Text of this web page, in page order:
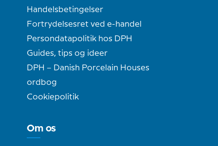
Handelsbetingelser
Fortrydelsesret ved e-handel
Persondatapolitik hos DPH
Guides, tips og ideer
DPH – Danish Porcelain Houses
ordbog
Cookiepolitik
Om os